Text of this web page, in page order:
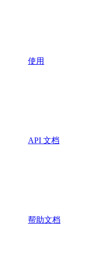
使用
API 文档
帮助文档